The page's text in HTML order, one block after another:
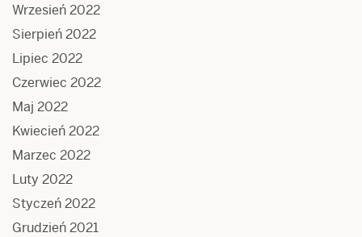
Wrzesień 2022
Sierpień 2022
Lipiec 2022
Czerwiec 2022
Maj 2022
Kwiecień 2022
Marzec 2022
Luty 2022
Styczeń 2022
Grudzień 2021